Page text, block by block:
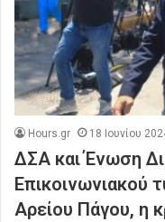
Hours.gr 18 Ιουνίου
ΔΣΑ και Ένωση
Επικοινωνιακού
Αρείου Πάγου, η